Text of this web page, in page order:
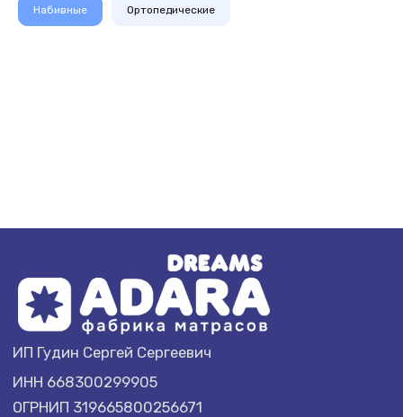
Набивные Ортопедические
+7(343) 382-40-74
info@adarapro.com
ПОКУПАТЕЛЮ
Гарантии
Отзывы
ADARA
Договор оферты
Политика обработки